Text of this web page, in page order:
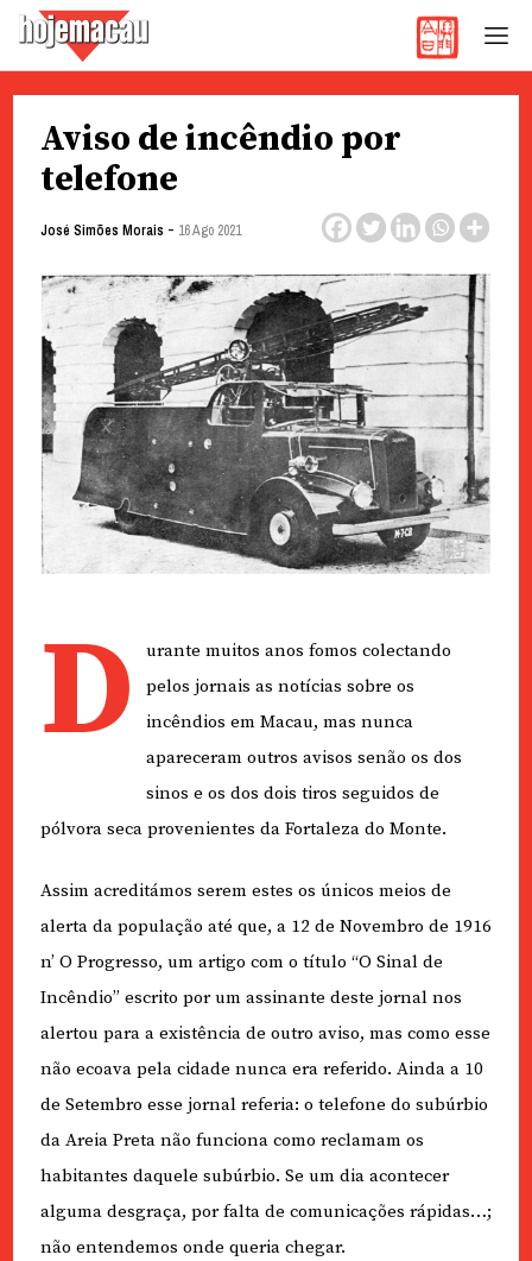
content
Aviso de incêndio por
telefone
José Simões Morais - 16 Ago 2021
D
urante muitos anos fomos colectando
pelos jornais as notícias sobre os
incêndios em Macau, mas nunca
apareceram outros avisos senão os dos
sinos e os dos dois tiros seguidos de
pólvora seca provenientes da Fortaleza do Monte.
Assim acreditámos serem estes os únicos meios de
alerta da população até que, a 12 de Novembro de 1916
n’ O Progresso, um artigo com o título “O Sinal de
Incêndio” escrito por um assinante deste jornal nos
alertou para a existência de outro aviso, mas como esse
não ecoava pela cidade nunca era referido. Ainda a 10
de Setembro esse jornal referia: o telefone do subúrbio
da Areia Preta não funciona como reclamam os
habitantes daquele subúrbio. Se um dia acontecer
alguma desgraça, por falta de comunicações rápidas…;
não entendemos onde queria chegar.